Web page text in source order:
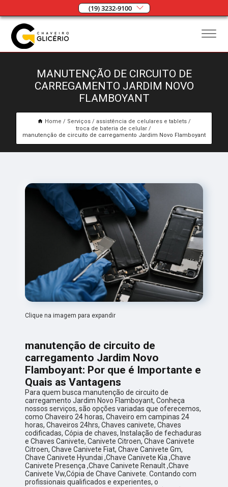
(19) 3232-9100
MANUTENÇÃO DE CIRCUITO DE
CARREGAMENTO JARDIM NOVO
FLAMBOYANT
Home Serviços
assistência de celulares e tablets
troca de bateria de celular
manutenção de circuito de carregamento Jardim Novo Flamboyant
Clique na imagem para expandir
manutenção de circuito de
carregamento Jardim Novo
Flamboyant: Por que é Importante e
Quais as Vantagens
Para quem busca manutenção de circuito de
carregamento Jardim Novo Flamboyant, Conheça
nossos serviços, são opções variadas que oferecemos,
como Chaveiro 24 horas, Chaveiro em campinas 24
horas, Chaveiros 24hrs, Chaves canivete, Chaves
codificadas, Cópia de chaves, Instalação de fechaduras
e Chaves Canivete, Canivete Citroen, Chave Canivete
Citroen, Chave Canivete Fiat, Chave Canivete Gm,
Chave Canivete Hyundai ,Chave Canivete Kia ,Chave
Canivete Presença ,Chave Canivete Renault ,Chave
Canivete Vw,Cópia de Chave Canivete. Contando com
profissionais qualificados e experientes, o